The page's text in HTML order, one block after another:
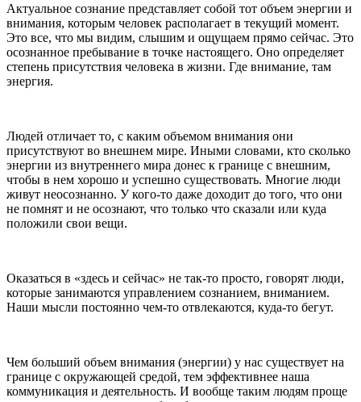
Актуальное сознание представляет собой тот объем энергии и
внимания, которым человек располагает в текущий момент.
Это все, что мы видим, слышим и ощущаем прямо сейчас. Это
осознанное пребывание в точке настоящего. Оно определяет
степень присутствия человека в жизни. Где внимание, там
энергия.
Людей отличает то, с каким объемом внимания они
присутствуют во внешнем мире. Иными словами, кто сколько
энергии из внутреннего мира донес к границе с внешним,
чтобы в нем хорошо и успешно существовать. Многие люди
живут неосознанно. У кого-то даже доходит до того, что они
не помнят и не осознают, что только что сказали или куда
положили свои вещи.
Оказаться в «здесь и сейчас» не так-то просто, говорят люди,
которые занимаются управлением сознанием, вниманием.
Наши мысли постоянно чем-то отвлекаются, куда-то бегут.
Чем больший объем внимания (энергии) у нас существует на
границе с окружающей средой, тем эффективнее наша
коммуникация и деятельность. И вообще таким людям проще